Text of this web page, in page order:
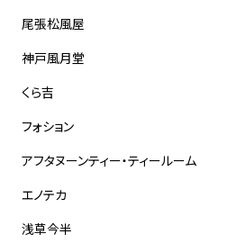
尾張松風屋
神戸風月堂
くら吉
フォション
アフタヌーンティー・ティールーム
エノテカ
浅草今半